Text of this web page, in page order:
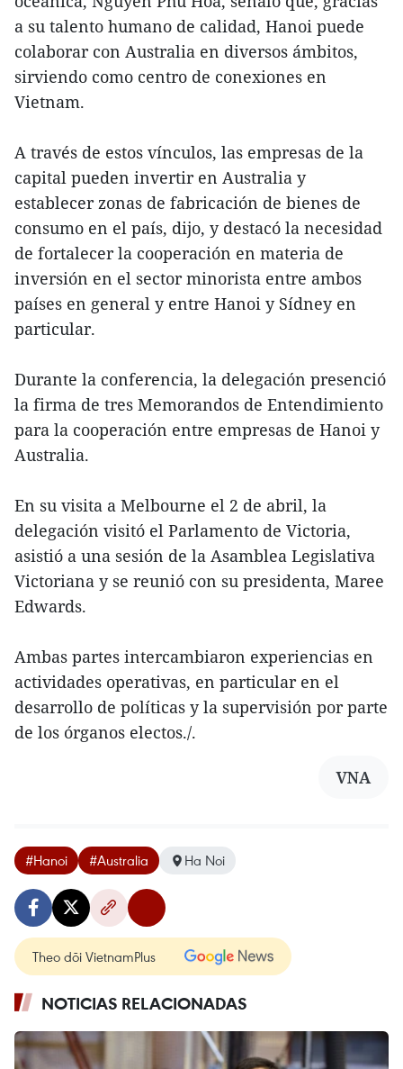
a su talento humano de calidad, Hanoi puede
colaborar con Australia en diversos ámbitos,
sirviendo como centro de conexiones en
Vietnam.
A través de estos vínculos, las empresas de la
capital pueden invertir en Australia y
establecer zonas de fabricación de bienes de
consumo en el país, dijo, y destacó la necesidad
de fortalecer la cooperación en materia de
inversión en el sector minorista entre ambos
países en general y entre Hanoi y Sídney en
particular.
Durante la conferencia, la delegación presenció
la firma de tres Memorandos de Entendimiento
para la cooperación entre empresas de Hanoi y
Australia.
En su visita a Melbourne el 2 de abril, la
delegación visitó el Parlamento de Victoria,
asistió a una sesión de la Asamblea Legislativa
Victoriana y se reunió con su presidenta, Maree
Edwards.
Ambas partes intercambiaron experiencias en
actividades operativas, en particular en el
desarrollo de políticas y la supervisión por parte
de los órganos electos./.
VNA
#Hanoi #Australia Ha Noi
Theo dõi VietnamPlus
NOTICIAS RELACIONADAS